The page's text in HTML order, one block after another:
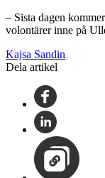
– Sista dagen
volontärer inne på
Kajsa Sandin
Dela artikel